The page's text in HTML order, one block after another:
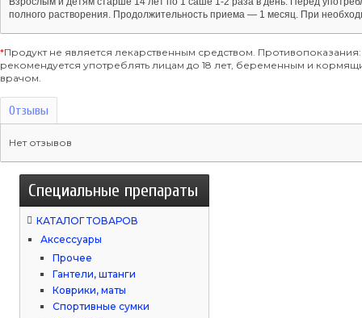
полного растворения. Продолжительность приема ― 1 месяц. При
*Продукт не является лекарственным средством.
рекомендуется употреблять лицам до 18 лет, беременным и
врачом.
Отзывы
Нет отзывов
Специальные препараты
КАТАЛОГ ТОВАРОВ
Аксессуары
Прочее
Гантели, штанги
Коврики, маты
Спортивные сумки